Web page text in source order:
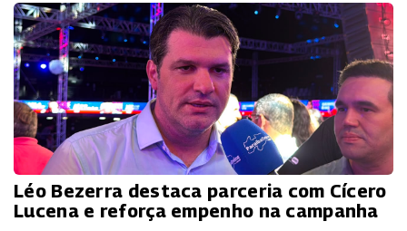
Léo Bezerra destaca parceria com Cícero
Lucena e reforça empenho na campanha